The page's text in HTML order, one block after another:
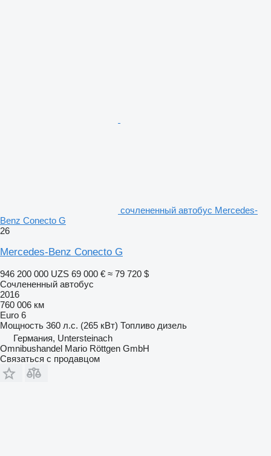
сочлененный автобус Mercedes-
Benz Conecto G
26
Mercedes-Benz Conecto G
946 200 000 UZS 69 000 € ≈ 79 720 $
Сочлененный автобус
2016
760 006 км
Euro 6
Мощность 360 л.с. (265 кВт) Топливо дизель
Германия, Untersteinach
Omnibushandel Mario Röttgen GmbH
Связаться с продавцом